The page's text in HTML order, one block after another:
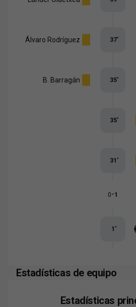
Álvaro Rodríguez 37’
B. Barragán 35’
35’
31’
0-1
1’
Estadísticas de equipo
Estadísticas